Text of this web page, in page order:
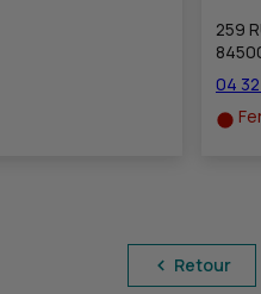
259
04
Retour